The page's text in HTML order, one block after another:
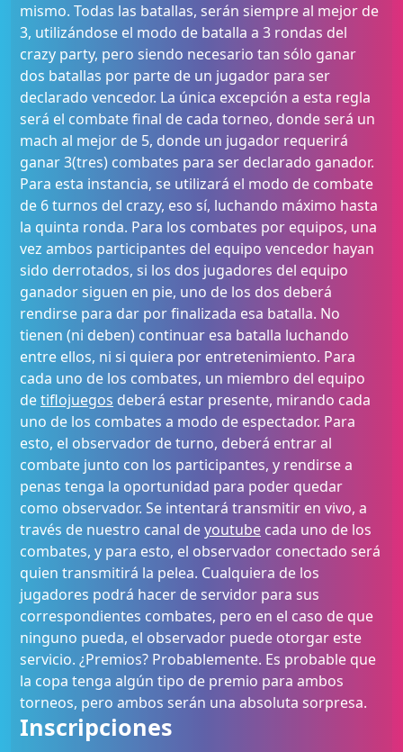
mismo. Todas las batallas, serán siempre al mejor de
3, utilizándose el modo de batalla a 3 rondas del
crazy party, pero siendo necesario tan sólo ganar
dos batallas por parte de un jugador para ser
declarado vencedor. La única excepción a esta regla
será el combate final de cada torneo, donde será un
mach al mejor de 5, donde un jugador requerirá
ganar 3(tres) combates para ser declarado ganador.
Para esta instancia, se utilizará el modo de combate
de 6 turnos del crazy, eso sí, luchando máximo hasta
la quinta ronda. Para los combates por equipos, una
vez ambos participantes del equipo vencedor hayan
sido derrotados, si los dos jugadores del equipo
ganador siguen en pie, uno de los dos deberá
rendirse para dar por finalizada esa batalla. No
tienen (ni deben) continuar esa batalla luchando
entre ellos, ni si quiera por entretenimiento. Para
cada uno de los combates, un miembro del equipo
detiflojuegos deberá estar presente, mirando cada
uno de los combates a modo de espectador. Para
esto, el observador de turno, deberá entrar al
combate junto con los participantes, y rendirse a
penas tenga la oportunidad para poder quedar
como observador. Se intentará transmitir en vivo, a
través de nuestro canal deyoutube cada uno de los
combates, y para esto, el observador conectado será
quien transmitirá la pelea. Cualquiera de los
jugadores podrá hacer de servidor para sus
correspondientes combates, pero en el caso de que
ninguno pueda, el observador puede otorgar este
servicio. ¿Premios? Probablemente. Es probable que
la copa tenga algún tipo de premio para ambos
torneos, pero ambos serán una absoluta sorpresa.
Inscripciones